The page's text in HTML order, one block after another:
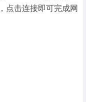
点击连接即可完成网